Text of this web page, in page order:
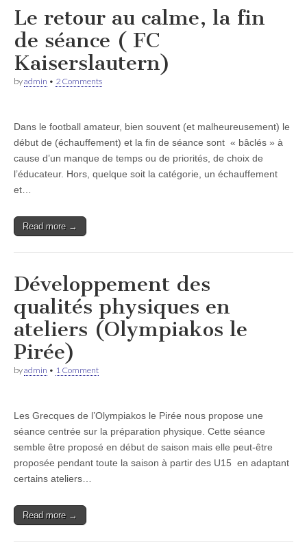
Le retour au calme, la fin
de séance ( FC
Kaiserslautern)
byadmin • 2 Comments
Dans le football amateur, bien souvent (et malheureusement) le
début de (échauffement) et la fin de séance sont « bâclés » à
cause d’un manque de temps ou de priorités, de choix de
l’éducateur. Hors, quelque soit la catégorie, un échauffement
et…
Read more →
Développement des
qualités physiques en
ateliers (Olympiakos le
Pirée)
byadmin • 1 Comment
Les Grecques de l’Olympiakos le Pirée nous propose une
séance centrée sur la préparation physique. Cette séance
semble être proposé en début de saison mais elle peut-être
proposée pendant toute la saison à partir des U15 en adaptant
certains ateliers…
Read more →